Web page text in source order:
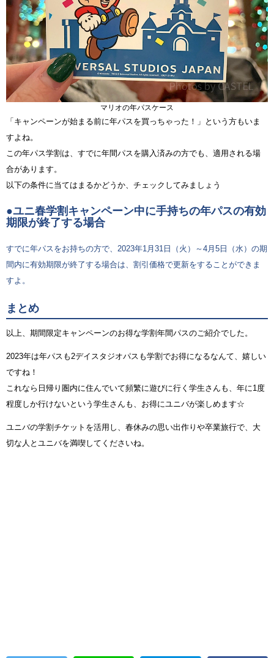
マリオの年パスケース
「キャンペーンが始まる前に年パスを買っちゃった！」という方もいま
すよね。
この年パス学割は、すでに年間パスを購入済みの方でも、適用される場
合があります。
以下の条件に当てはまるかどうか、チェックしてみましょう
●ユニ春学割キャンペーン中に手持ちの年パスの有効
期限が終了する場合
すでに年パスをお持ちの方で、2023年1月31日（火）～4月5日（水）の期
間内に有効期限が終了する場合は、割引価格で更新をすることができま
すよ。
まとめ
以上、期間限定キャンペーンのお得な学割年間パスのご紹介でした。
2023年は年パスも2デイスタジオパスも学割でお得になるなんて、嬉しい
ですね！
これなら日帰り圏内に住んでいて頻繁に遊びに行く学生さんも、年に1度
程度しか行けないという学生さんも、お得にユニバが楽しめます☆
ユニバの学割チケットを活用し、春休みの思い出作りや卒業旅行で、大
切な人とユニバを満喫してくださいね。